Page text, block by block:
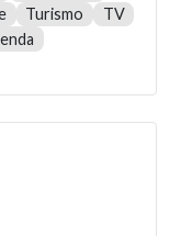
Turismo
TV